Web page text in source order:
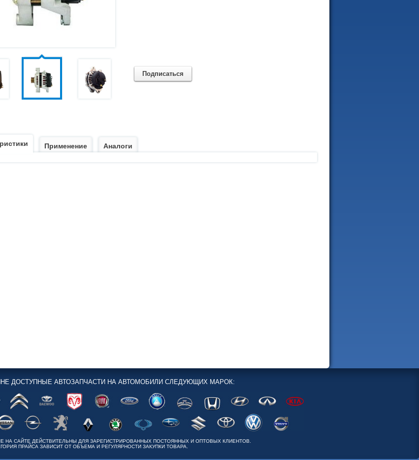
Подписаться
Применение Аналоги
ДОСТУПНЫЕ АВТОЗАПЧАСТИ НА АВТОМОБИЛИ СЛЕДУЮЩИХ МАРОК:
НА САЙТЕ ДЕЙСТВИТЕЛЬНЫ ДЛЯ ЗАРЕГИСТРИРОВАННЫХ ПОСТОЯННЫХ И ОПТОВЫХ КЛИЕНТОВ.
ПРАЙСА ЗАВИСИТ ОТ ОБЪЕМА И РЕГУЛЯРНОСТИ ЗАКУПКИ ТОВАРА.